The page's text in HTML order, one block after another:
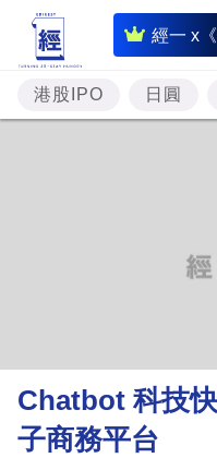
經一 x
即
時
財
經
理
財
商
港股IPO 日圓
Chatbot 科技
子商務平台